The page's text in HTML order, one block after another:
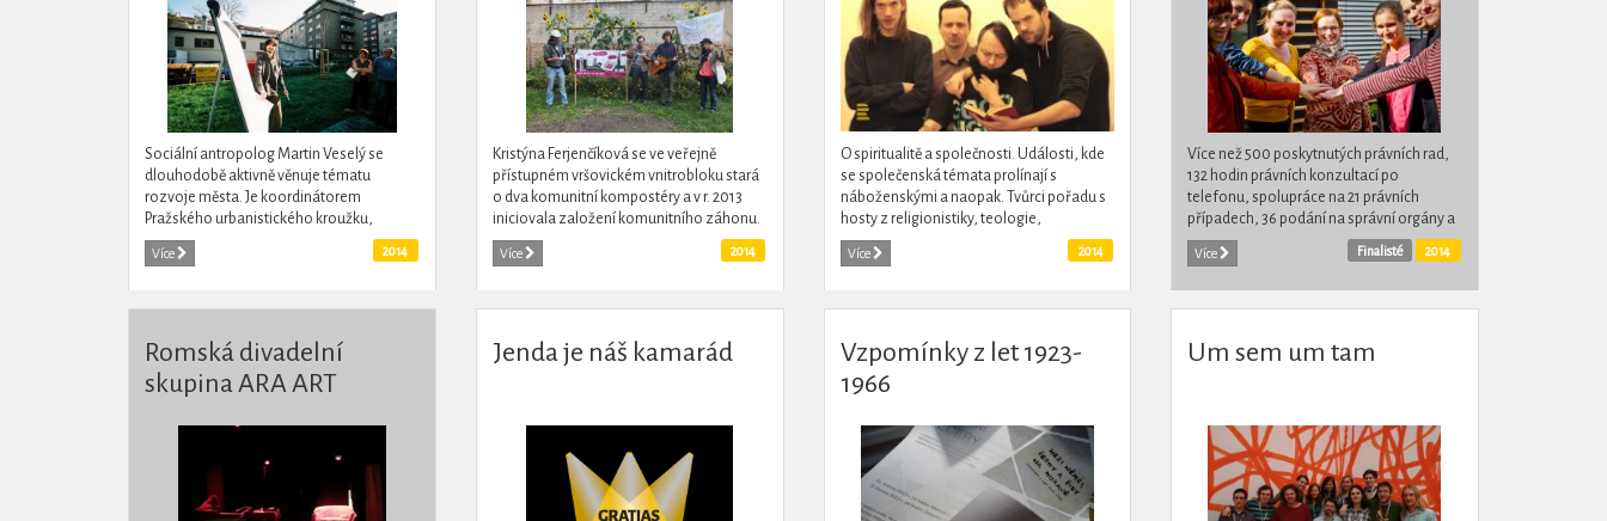
Sociální antropolog Martin Veselý se
dlouhodobě aktivně věnuje tématu
rozvoje města. Je koordinátorem
Pražského urbanistického kroužku,
členem výzkumného týmu Paneláci a
dobrovolným pomocníkem řady dalších...
Více 2014
Kristýna Ferjenčíková se ve veřejně
přístupném vršovickém vnitrobloku stará
o dva komunitní kompostéry a v r. 2013
iniciovala založení komunitního záhonu.
Usiluje o oživení sousedských vztahů a o
to, aby při...
Více 2014
O spiritualitě a společnosti. Události, kde
se společenská témata prolínají s
náboženskými a naopak. Tvůrci pořadu s
hosty z religionistiky, teologie,
sociologie, umění nabízí neortodoxní
pohled na duchovní záležitosti...
Více 2014
Více než 500 poskytnutých právních rad,
132 hodin právních konzultací po
telefonu, spolupráce na 21 právních
případech, 36 podání na správní orgány a
1 žaloba. Tak vypadá v číslech roční práce
studentů práv v...
Více 2014
Finalisté
Romská divadelní
skupina ARA ART
Jenda je náš kamarád
Vzpomínky z let 1923-
1966
Um sem um tam